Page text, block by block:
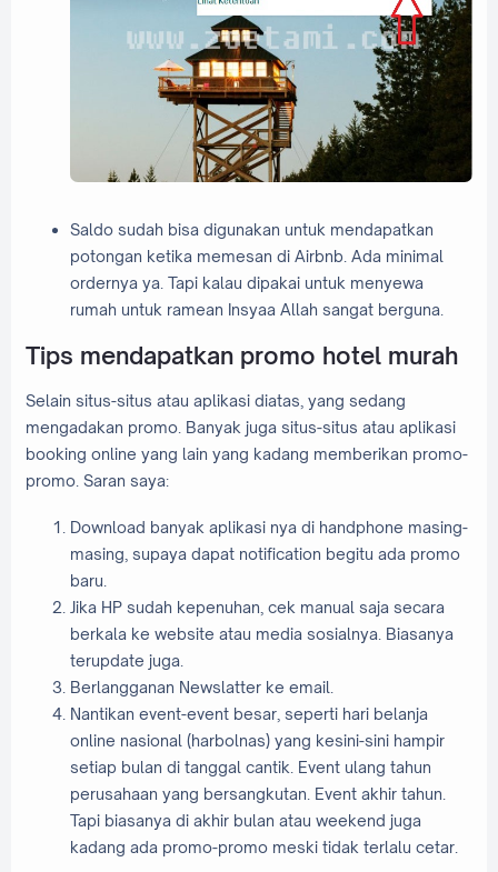
Saldo sudah bisa digunakan untuk mendapatkan
potongan ketika memesan di Airbnb. Ada minimal
ordernya ya. Tapi kalau dipakai untuk menyewa
rumah untuk ramean Insyaa Allah sangat berguna.
Tips mendapatkan promo hotel murah
Selain situs-situs atau aplikasi diatas, yang sedang
mengadakan promo. Banyak juga situs-situs atau aplikasi
booking online yang lain yang kadang memberikan promo-
promo. Saran saya:
Download banyak aplikasi nya di handphone masing-
masing, supaya dapat notification begitu ada promo
baru.
Jika HP sudah kepenuhan, cek manual saja secara
berkala ke website atau media sosialnya. Biasanya
terupdate juga.
Berlangganan Newslatter ke email.
Nantikan event-event besar, seperti hari belanja
online nasional (harbolnas) yang kesini-sini hampir
setiap bulan di tanggal cantik. Event ulang tahun
perusahaan yang bersangkutan. Event akhir tahun.
Tapi biasanya di akhir bulan atau weekend juga
kadang ada promo-promo meski tidak terlalu cetar.